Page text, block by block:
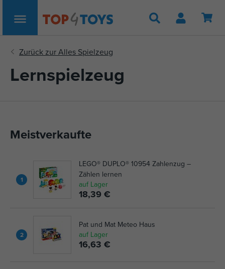
Suche
Lernspielzeug
Meistverkaufte
1
LEGO® DUPLO® 10954 Zahlenzug –
Zählen lernen
auf Lager
18,39 €
2
Pat und Mat Meteo Haus
auf Lager
16,63 €